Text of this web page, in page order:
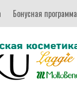
Бонусная программа